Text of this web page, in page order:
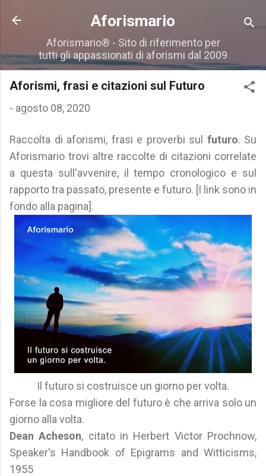
Passa ai contenuti principali
Aforismario
Aforismario® - Sito di riferimento per
tutti gli appassionati di aforismi dal 2009
Aforismi, frasi e citazioni sul Futuro
- agosto 08, 2020
Raccolta di aforismi, frasi e proverbi sul futuro. Su
Aforismario trovi altre raccolte di citazioni correlate
a questa sull'avvenire, il tempo cronologico e sul
rapporto tra passato, presente e futuro. [I link sono in
fondo alla pagina].
Il futuro si costruisce un giorno per volta.
Forse la cosa migliore del futuro è che arriva solo un
giorno alla volta.
Dean Acheson, citato in Herbert Victor Prochnow,
Speaker's Handbook of Epigrams and Witticisms,
1955